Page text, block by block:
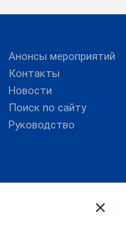
Анонсы мероприятий
Контакты
Новости
Поиск по сайту
Руководство